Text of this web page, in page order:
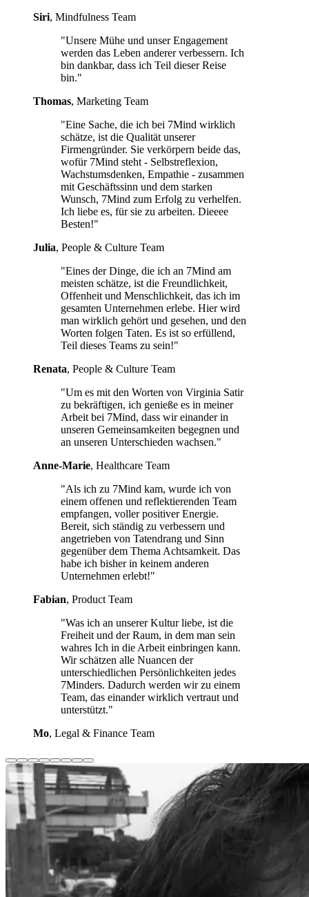
Siri, Mindfulness Team
"Unsere Mühe und unser Engagement
werden das Leben anderer verbessern. Ich
bin dankbar, dass ich Teil dieser Reise
bin."
Thomas, Marketing Team
"Eine Sache, die ich bei 7Mind wirklich
schätze, ist die Qualität unserer
Firmengründer. Sie verkörpern beide das,
wofür 7Mind steht - Selbstreflexion,
Wachstumsdenken, Empathie - zusammen
mit Geschäftssinn und dem starken
Wunsch, 7Mind zum Erfolg zu verhelfen.
Ich liebe es, für sie zu arbeiten. Dieeee
Besten!"
Julia, People & Culture Team
"Eines der Dinge, die ich an 7Mind am
meisten schätze, ist die Freundlichkeit,
Offenheit und Menschlichkeit, das ich im
gesamten Unternehmen erlebe. Hier wird
man wirklich gehört und gesehen, und den
Worten folgen Taten. Es ist so erfüllend,
Teil dieses Teams zu sein!"
Renata, People & Culture Team
"Um es mit den Worten von Virginia Satir
zu bekräftigen, ich genieße es in meiner
Arbeit bei 7Mind, dass wir einander in
unseren Gemeinsamkeiten begegnen und
an unseren Unterschieden wachsen."
Anne-Marie, Healthcare Team
"Als ich zu 7Mind kam, wurde ich von
einem offenen und reflektierenden Team
empfangen, voller positiver Energie.
Bereit, sich ständig zu verbessern und
angetrieben von Tatendrang und Sinn
gegenüber dem Thema Achtsamkeit. Das
habe ich bisher in keinem anderen
Unternehmen erlebt!"
Fabian, Product Team
"Was ich an unserer Kultur liebe, ist die
Freiheit und der Raum, in dem man sein
wahres Ich in die Arbeit einbringen kann.
Wir schätzen alle Nuancen der
unterschiedlichen Persönlichkeiten jedes
7Minders. Dadurch werden wir zu einem
Team, das einander wirklich vertraut und
unterstützt."
Mo, Legal & Finance Team